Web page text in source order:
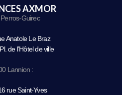
AXMOR
Guirec
Anatole Le Braz
de l’Hôtel de ville
Lannion :
rue Saint-Yves